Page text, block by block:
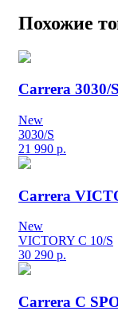
Похожие
Carrera 3030/
New
3030/S
21 990 р.
Carrera
New
VICTORY C 10/S
30 290 р.
Carrera C